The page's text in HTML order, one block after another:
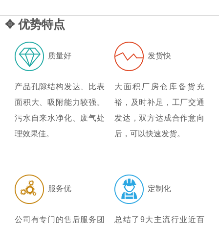
✥ 优势特点
质量好
产品孔隙结构发达、比表
面积大、吸附能力较强。
污水自来水净化、废气处
理效果佳。
发货快
大面积厂房仓库备货充
裕，及时补足，工厂交通
发达，双方达成合作意向
后，可以快速发货。
服务优
公司有专门的售后服务团
定制化
总结了9大主流行业近百